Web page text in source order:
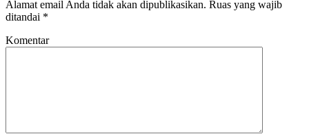
Alamat email Anda tidak akan dipublikasikan. Ruas yang wajib
ditandai *
Komentar